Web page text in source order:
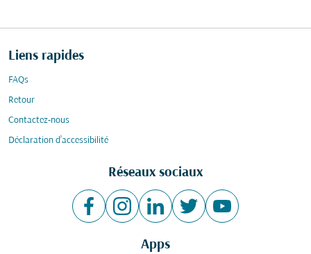
Liens rapides
FAQs
Retour
Contactez-nous
Déclaration d’accessibilité
Réseaux sociaux
Apps